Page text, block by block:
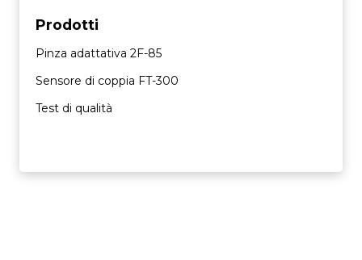
Prodotti
Pinza adattativa 2F-85
Sensore di coppia FT-300
Test di qualità